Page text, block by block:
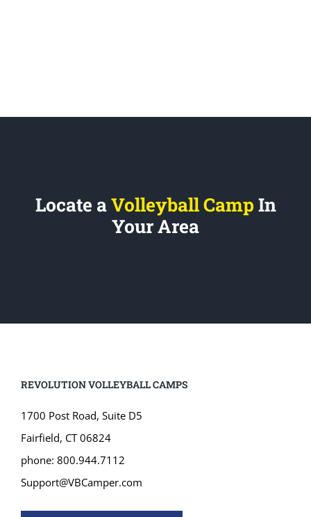
Locate aVolleyball Camp In
Your Area
REVOLUTION VOLLEYBALL CAMPS
1700 Post Road, Suite D5
Fairfield, CT 06824
phone: 800.944.7112
Support@VBCamper.com